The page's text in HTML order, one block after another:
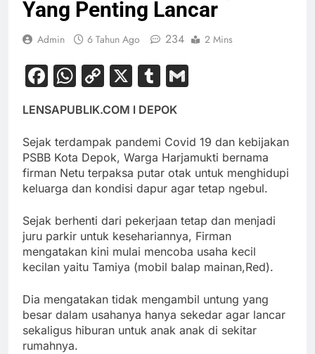
Yang Penting Lancar
Admin 6 Tahun Ago 234 2 Mins
Facebook
WhatsApp
Copy
Link
X Tumblr
LENSAPUBLIK.COM l DEPOK
Sejak terdampak pandemi Covid 19 dan kebijakan
PSBB Kota Depok, Warga Harjamukti bernama
firman Netu terpaksa putar otak untuk menghidupi
keluarga dan kondisi dapur agar tetap ngebul.
Sejak berhenti dari pekerjaan tetap dan menjadi
juru parkir untuk kesehariannya, Firman
mengatakan kini mulai mencoba usaha kecil
kecilan yaitu Tamiya (mobil balap mainan,Red).
Dia mengatakan tidak mengambil untung yang
besar dalam usahanya hanya sekedar agar lancar
sekaligus hiburan untuk anak anak di sekitar
rumahnya.